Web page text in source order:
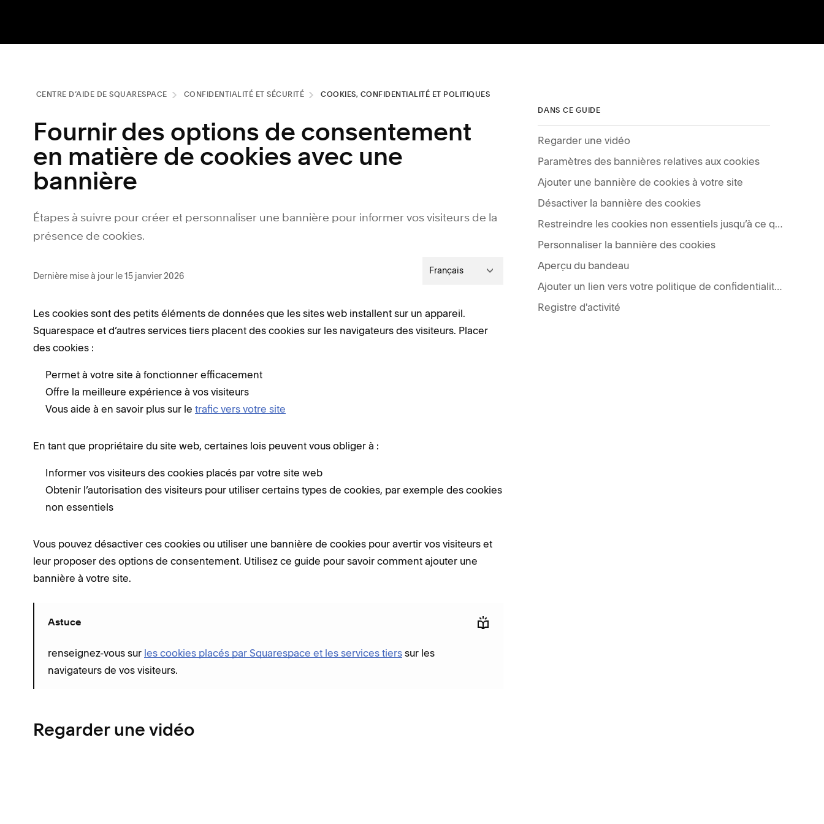
CENTRE D’AIDE DE SQUARESPACE CONFIDENTIALITÉ ET SÉCURITÉ COOKIES, CONFIDENTIALITÉ ET POLITIQUES
Fournir des options de consentement
en matière de cookies avec une
bannière
Étapes à suivre pour créer et personnaliser une bannière pour informer vos visiteurs de la
présence de cookies.
Dernière mise à jour le 15 janvier 2026 Français
Les cookies sont des petits éléments de données que les sites web installent sur un appareil.
Squarespace et d’autres services tiers placent des cookies sur les navigateurs des visiteurs. Placer
des cookies :
Permet à votre site à fonctionner efficacement
Offre la meilleure expérience à vos visiteurs
Vous aide à en savoir plus sur le trafic vers votre site
En tant que propriétaire du site web, certaines lois peuvent vous obliger à :
Informer vos visiteurs des cookies placés par votre site web
Obtenir l’autorisation des visiteurs pour utiliser certains types de cookies, par exemple des cookies
non essentiels
Vous pouvez désactiver ces cookies ou utiliser une bannière de cookies pour avertir vos visiteurs et
leur proposer des options de consentement. Utilisez ce guide pour savoir comment ajouter une
bannière à votre site.
Astuce
renseignez-vous sur les cookies placés par Squarespace et les services tiers sur les
navigateurs de vos visiteurs.
Regarder une vidéo
DANS CE GUIDE
Regarder une vidéo
Paramètres des bannières relatives aux cookies
Ajouter une bannière de cookies à votre site
Désactiver la bannière des cookies
Restreindre les cookies non essentiels jusqu’à ce que les visiteurs acceptent votre bannière
Personnaliser la bannière des cookies
Aperçu du bandeau
Ajouter un lien vers votre politique de confidentialité ou de cookies
Registre d'activité